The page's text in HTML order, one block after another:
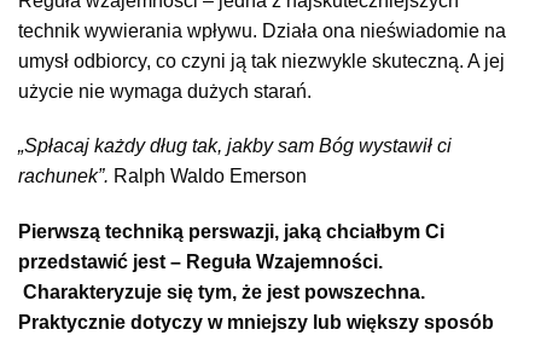
technik wywierania wpływu. Działa ona nieświadomie na
umysł odbiorcy, co czyni ją tak niezwykle skuteczną. A jej
użycie nie wymaga dużych starań.
„Spłacaj każdy dług tak, jakby sam Bóg wystawił ci
rachunek”. Ralph Waldo Emerson
Pierwszą techniką perswazji, jaką chciałbym Ci
przedstawić jest – Reguła Wzajemności.
Charakteryzuje się tym, że jest powszechna.
Praktycznie dotyczy w mniejszy lub większy sposób